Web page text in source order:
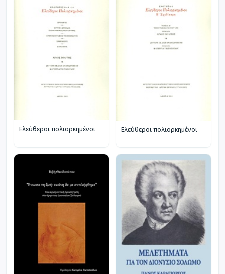
Ελεύθεροι πολιορκημένοι Ελεύθεροι πολιορκημένοι